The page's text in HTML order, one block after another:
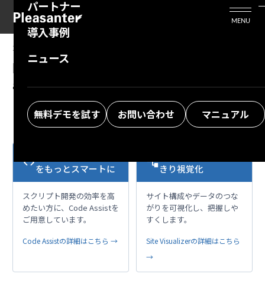
活用シーン
Enterprise Edition
パートナー
プリザンタービジネスを検討中の方
導入事例
ニュース
無料デモを試す お問い合わせ マニュアル
MENU
2026/01/26
開発者向け機能：サーバスクリプト：
apiModel.Delete
codeをもっとスマートに
スクリプト開発の効率を高
めたい方に、Code Assistを
ご用意しています。
Code Assistの詳細はこちら →
account_treeきり視覚化
サイト構成やデータのつな
がりを可視化し、把握しや
すくします。
Site Visualizerの詳細はこちら
→